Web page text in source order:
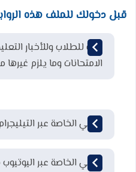
قبل دخولك للملف هذه
قناة للطلاب وللأخبار
الامتحانات وما يلزم غيرها
قناتي الخاصة عبر
قناتي الخاصة عبر